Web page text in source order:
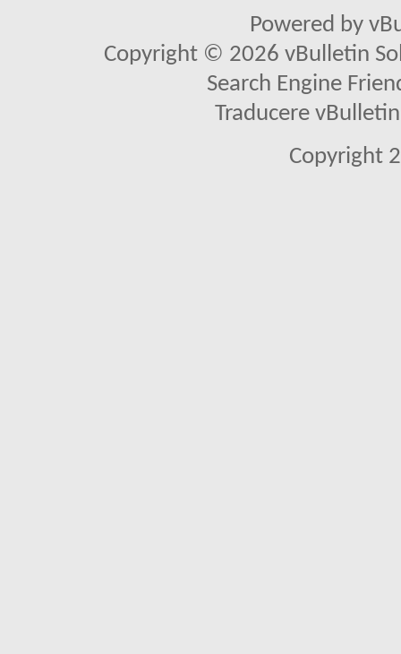
Powered by
Copyright © 2026 vBulletin
Search Engine
Traducere
Copyright